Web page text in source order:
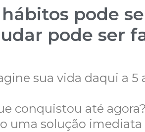
pode
pode ser
sua vida daqui a 5
conquistou até
uma solução imediata